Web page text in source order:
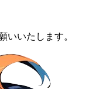
いいたします。